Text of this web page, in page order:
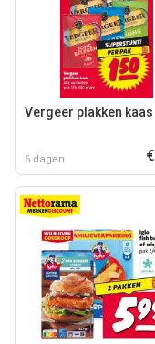
Vergeer plakken kaas
6 dagen